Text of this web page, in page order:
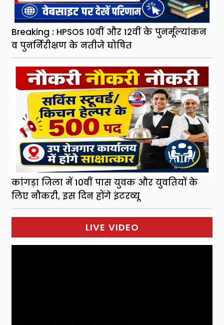
Breaking : HPSOS 10वीं और 12वीं के पुनर्मूल्यांकन
व पुनर्निरीक्षण के नतीजे घोषित
कांगड़ा जिला में 10वीं पास युवक और युवतियों के
लिए नौकरी, इस दिन होंगे इंटरव्यू
LIVE VIDEO